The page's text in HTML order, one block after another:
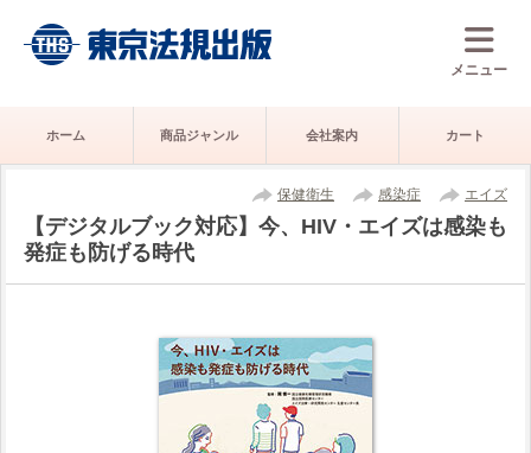
メニュー
ホーム 商品ジャンル 会社案内 カート
保健衛生 感染症 エイズ
【デジタルブック対応】今、HIV・エイズは感染も
発症も防げる時代